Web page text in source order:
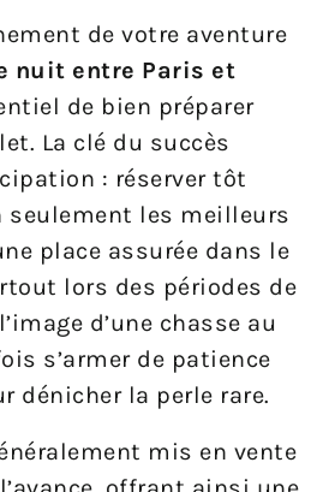
de votre aventure
nuit entre Paris et
de bien préparer
La clé du succès
: réserver tôt
les meilleurs
place assurée dans le
lors des périodes de
d’une chasse au
s’armer de patience
dénicher la perle rare.
mis en vente